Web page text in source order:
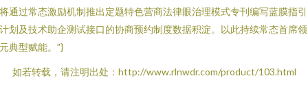
通过常态激励机制推出定题特色营商法律眼治理模式专刊编写蓝膜指
划及技术助企测试接口的协商预约制度数据积淀。以此持续常态首席
典型赋能。”}
如若转载，请注明出处：http://www.rlnwdr.com/product/103.html